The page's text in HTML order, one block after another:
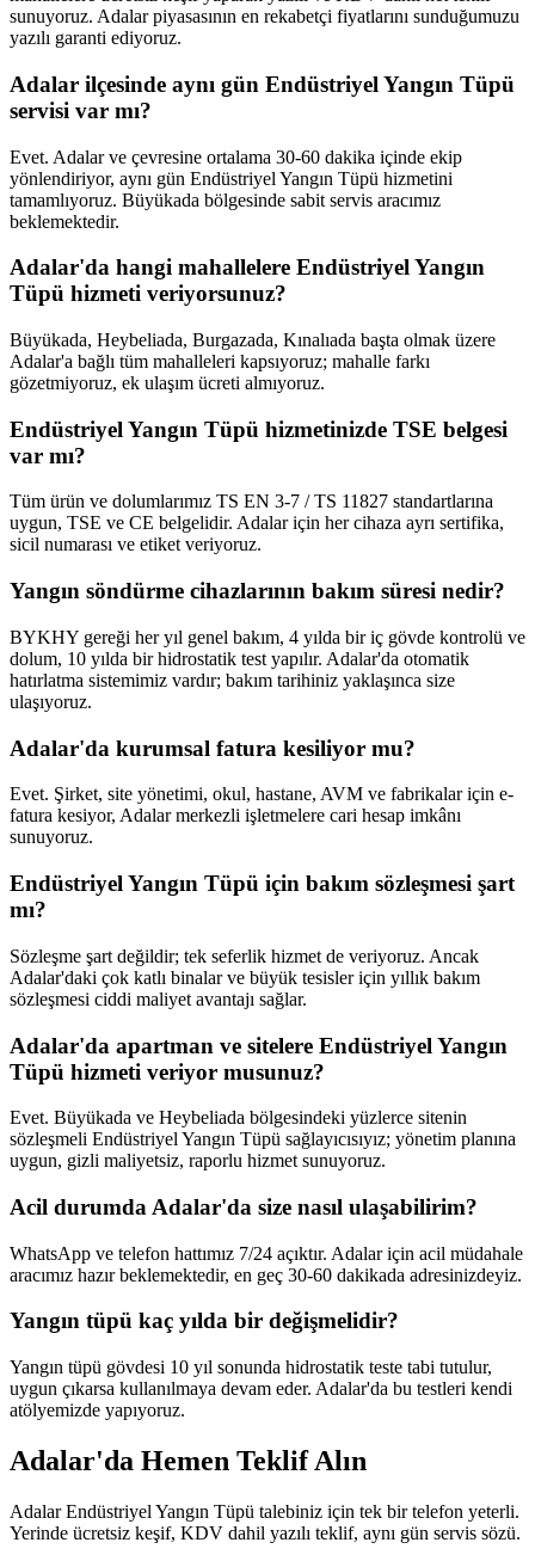
sunuyoruz. Adalar piyasasının en rekabetçi fiyatlarını sunduğumuzu
yazılı garanti ediyoruz.
Adalar ilçesinde aynı gün Endüstriyel Yangın Tüpü
servisi var mı?
Evet. Adalar ve çevresine ortalama 30-60 dakika içinde ekip
yönlendiriyor, aynı gün Endüstriyel Yangın Tüpü hizmetini
tamamlıyoruz. Büyükada bölgesinde sabit servis aracımız
beklemektedir.
Adalar'da hangi mahallelere Endüstriyel Yangın
Tüpü hizmeti veriyorsunuz?
Büyükada, Heybeliada, Burgazada, Kınalıada başta olmak üzere
Adalar'a bağlı tüm mahalleleri kapsıyoruz; mahalle farkı
gözetmiyoruz, ek ulaşım ücreti almıyoruz.
Endüstriyel Yangın Tüpü hizmetinizde TSE belgesi
var mı?
Tüm ürün ve dolumlarımız TS EN 3-7 / TS 11827 standartlarına
uygun, TSE ve CE belgelidir. Adalar için her cihaza ayrı sertifika,
sicil numarası ve etiket veriyoruz.
Yangın söndürme cihazlarının bakım süresi nedir?
BYKHY gereği her yıl genel bakım, 4 yılda bir iç gövde kontrolü ve
dolum, 10 yılda bir hidrostatik test yapılır. Adalar'da otomatik
hatırlatma sistemimiz vardır; bakım tarihiniz yaklaşınca size
ulaşıyoruz.
Adalar'da kurumsal fatura kesiliyor mu?
Evet. Şirket, site yönetimi, okul, hastane, AVM ve fabrikalar için e-
fatura kesiyor, Adalar merkezli işletmelere cari hesap imkânı
sunuyoruz.
Endüstriyel Yangın Tüpü için bakım sözleşmesi şart
mı?
Sözleşme şart değildir; tek seferlik hizmet de veriyoruz. Ancak
Adalar'daki çok katlı binalar ve büyük tesisler için yıllık bakım
sözleşmesi ciddi maliyet avantajı sağlar.
Adalar'da apartman ve sitelere Endüstriyel Yangın
Tüpü hizmeti veriyor musunuz?
Evet. Büyükada ve Heybeliada bölgesindeki yüzlerce sitenin
sözleşmeli Endüstriyel Yangın Tüpü sağlayıcısıyız; yönetim planına
uygun, gizli maliyetsiz, raporlu hizmet sunuyoruz.
Acil durumda Adalar'da size nasıl ulaşabilirim?
WhatsApp ve telefon hattımız 7/24 açıktır. Adalar için acil müdahale
aracımız hazır beklemektedir, en geç 30-60 dakikada adresinizdeyiz.
Yangın tüpü kaç yılda bir değişmelidir?
Yangın tüpü gövdesi 10 yıl sonunda hidrostatik teste tabi tutulur,
uygun çıkarsa kullanılmaya devam eder. Adalar'da bu testleri kendi
atölyemizde yapıyoruz.
Adalar'da Hemen Teklif Alın
Adalar Endüstriyel Yangın Tüpü talebiniz için tek bir telefon yeterli.
Yerinde ücretsiz keşif, KDV dahil yazılı teklif, aynı gün servis sözü.